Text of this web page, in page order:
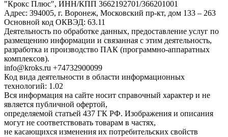
"Крокс Плюс", ИНН/КПП 3662192701/366201001
Адрес: 394005, г. Воронеж, Московский пр-кт, дом 133 – 263
Основной код ОКВЭД: 63.11
Деятельность по обработке данных, предоставление услуг по
размещению информации и связанная с этим деятельность,
разработка и производство ПАК (программно-аппаратных
комплексов).
info@kroks.ru +74732900099
Код вида деятельности в области информационных
технологий: 1.02
Вся информация на сайте носит справочный характер и не
является публичной офертой,
определяемой статьей 437 ГК РФ. Изображения и описания
могут не соответствовать товарам в частях,
не касающихся изменения их потребительских свойств